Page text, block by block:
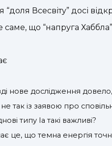
Всесвіту” досі
саме, що “напруга Хаббла”
нове дослідження
так із заявою про
типу Ia такі важливі?
це, що темна енергія